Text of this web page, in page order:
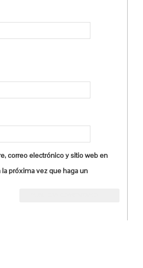
correo electrónico y sitio web en
próxima vez que haga un